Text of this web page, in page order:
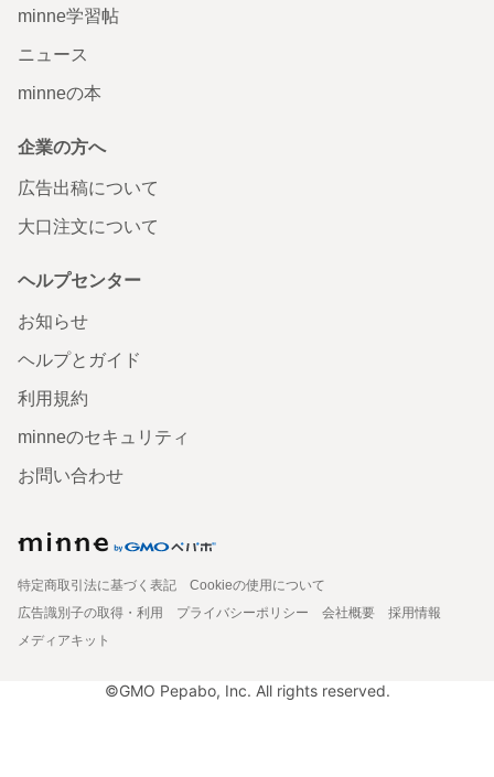
minne学習帖
ニュース
minneの本
企業の方へ
広告出稿について
大口注文について
ヘルプセンター
お知らせ
ヘルプとガイド
利用規約
minneのセキュリティ
お問い合わせ
特定商取引法に基づく表記
Cookieの使用について
広告識別子の取得・利用
プライバシーポリシー 会社概要
採用情報
メディアキット
©GMO Pepabo, Inc. All rights reserved.